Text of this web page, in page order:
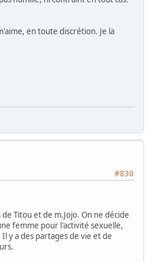
en toute discrétion. Je la
#830
Titou et de m.Jojo. On ne décide
femme pour l'activité sexuelle,
y a des partages de vie et de